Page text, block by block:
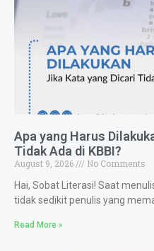
Apa yang Harus
Tidak Ada di KBBI?
August 9, 2026
No Comments
Hai, Sobat Literasi! Saat
tidak sedikit penulis yang
Read More »